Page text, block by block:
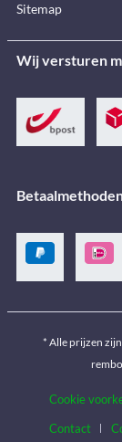
Sitemap
Wij versturen
* Alle prijzen
Cookie
Contact